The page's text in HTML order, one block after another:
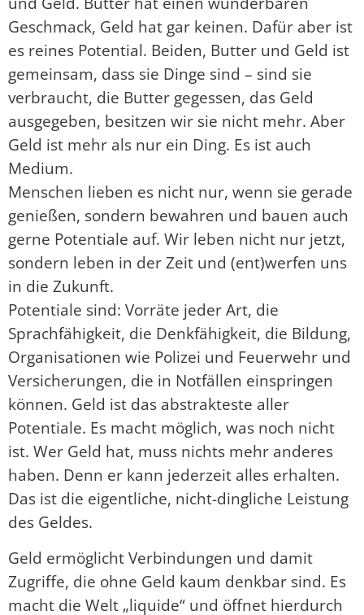
Geschmack, Geld hat gar keinen. Dafür aber ist
es reines Potential. Beiden, Butter und Geld ist
gemeinsam, dass sie Dinge sind – sind sie
verbraucht, die Butter gegessen, das Geld
ausgegeben, besitzen wir sie nicht mehr. Aber
Geld ist mehr als nur ein Ding. Es ist auch
Medium.
Menschen lieben es nicht nur, wenn sie gerade
genießen, sondern bewahren und bauen auch
gerne Potentiale auf. Wir leben nicht nur jetzt,
sondern leben in der Zeit und (ent)werfen uns
in die Zukunft.
Potentiale sind: Vorräte jeder Art, die
Sprachfähigkeit, die Denkfähigkeit, die Bildung,
Organisationen wie Polizei und Feuerwehr und
Versicherungen, die in Notfällen einspringen
können. Geld ist das abstrakteste aller
Potentiale. Es macht möglich, was noch nicht
ist. Wer Geld hat, muss nichts mehr anderes
haben. Denn er kann jederzeit alles erhalten.
Das ist die eigentliche, nicht-dingliche Leistung
des Geldes.
Geld ermöglicht Verbindungen und damit
Zugriffe, die ohne Geld kaum denkbar sind. Es
macht die Welt „liquide“ und öffnet hierdurch